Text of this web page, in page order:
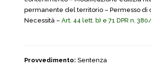
permanente del territorio – Permesso di
Necessità – Art. 44 lett. b) e 71 DPR n.
Provvedimento: Sentenza